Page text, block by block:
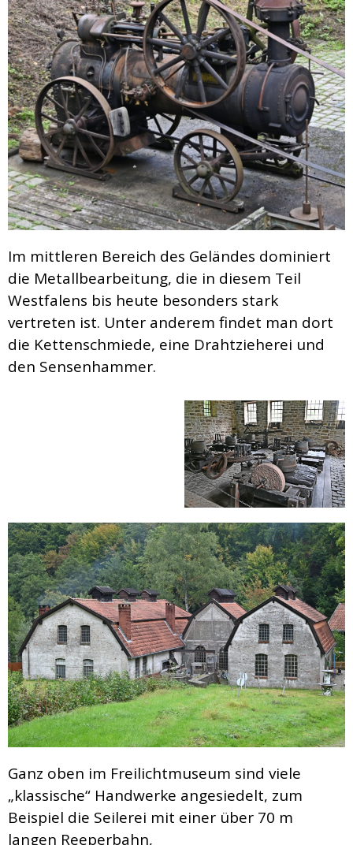
Im mittleren Bereich des Geländes dominiert
die Metallbearbeitung, die in diesem Teil
Westfalens bis heute besonders stark
vertreten ist. Unter anderem findet man dort
die Kettenschmiede, eine Drahtzieherei und
den Sensenhammer.
Ganz oben im Freilichtmuseum sind viele
„klassische“ Handwerke angesiedelt, zum
Beispiel die Seilerei mit einer über 70 m
langen Reeperbahn,